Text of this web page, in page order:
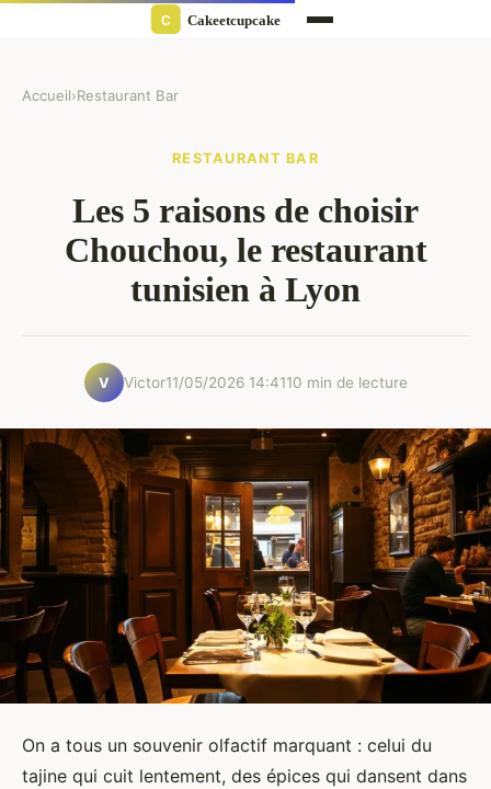
Accueil›Restaurant Bar
RESTAURANT BAR
Les 5 raisons de choisir
Chouchou, le restaurant
tunisien à Lyon
V Victor11/05/2026 14:4110 min de lecture
On a tous un souvenir olfactif marquant : celui du
tajine qui cuit lentement, des épices qui dansent dans